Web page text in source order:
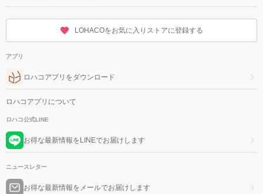
LOHACOをお気に入りストアに登録する
アプリ
ロハコアプリをダウンロード
ロハコアプリについて
ロハコ公式LINE
お得な最新情報をLINEでお届けします
ニュースレター
お得な最新情報をメールでお届けします